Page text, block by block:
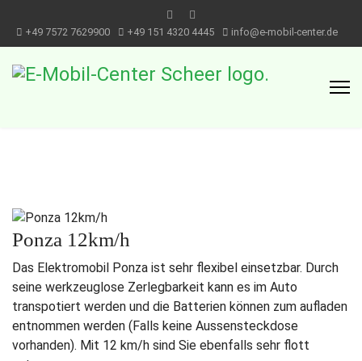
+49 7572 7629900 +49 151 4320 4445 info@e-mobil-center.de
Ponza 12km/h
Das Elektromobil Ponza ist sehr flexibel einsetzbar. Durch
seine werkzeuglose Zerlegbarkeit kann es im Auto
transpotiert werden und die Batterien können zum aufladen
entnommen werden (Falls keine Aussensteckdose
vorhanden). Mit 12 km/h sind Sie ebenfalls sehr flott